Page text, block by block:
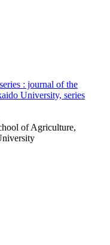
: journal of the
University, series
of Agriculture,